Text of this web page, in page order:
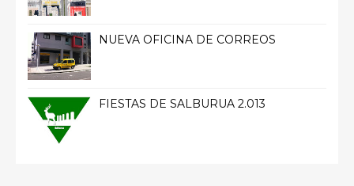
NUEVA OFICINA DE CORREOS
FIESTAS DE SALBURUA 2.013